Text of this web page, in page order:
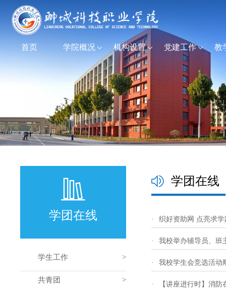
首页 学院概况 机构设置 党建工作 教
学团在线
学生工作
共青团
学团在线
· 织好资助网 点亮求
· 我校举办辅导员、班
· 我校学生会竞选活动
· 【讲座进行时】消